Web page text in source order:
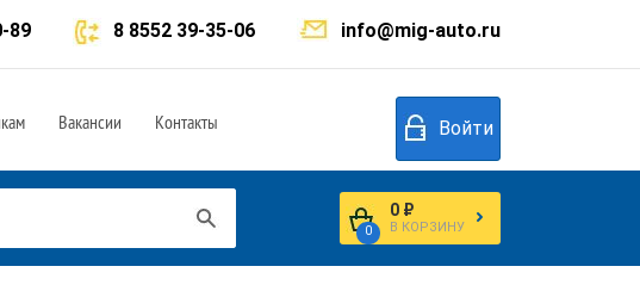
info@mig-auto.ru
8 8552 39-35-06
89
Вакансии Контакты Войти
0
0 ₽
В КОРЗИНУ